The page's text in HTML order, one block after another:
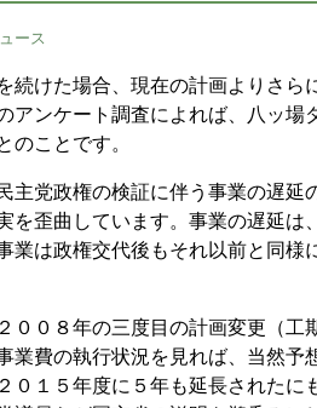
ース
けた場合、現在の計画よりさら
アンケート調査によれば、八ッ
のことです。
党政権の検証に伴う事業の遅延
を歪曲しています。事業の遅延
業は政権交代後もそれ以前と同
０８年の三度目の計画変更（工
業費の執行状況を見れば、当然
０１５年度に５年も延長された